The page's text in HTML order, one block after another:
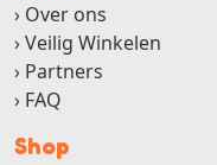
Over ons
Veilig Winkelen
Partners
FAQ
Shop